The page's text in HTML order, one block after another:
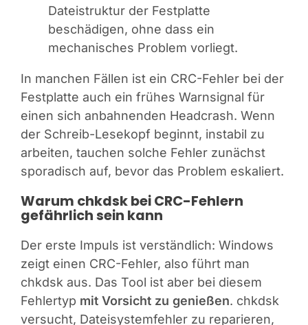
Dateistruktur der Festplatte
beschädigen, ohne dass ein
mechanisches Problem vorliegt.
In manchen Fällen ist ein CRC-Fehler bei der
Festplatte auch ein frühes Warnsignal für
einen sich anbahnenden Headcrash. Wenn
der Schreib-Lesekopf beginnt, instabil zu
arbeiten, tauchen solche Fehler zunächst
sporadisch auf, bevor das Problem eskaliert.
Warum chkdsk bei CRC-Fehlern
gefährlich sein kann
Der erste Impuls ist verständlich: Windows
zeigt einen CRC-Fehler, also führt man
chkdsk aus. Das Tool ist aber bei diesem
Fehlertyp mit Vorsicht zu genießen. chkdsk
versucht, Dateisystemfehler zu reparieren,